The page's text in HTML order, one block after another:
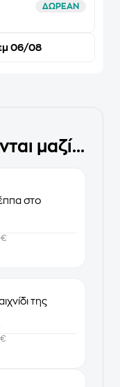
ΔΩΡΕΑΝ
06/08
μαζί...
στο
της